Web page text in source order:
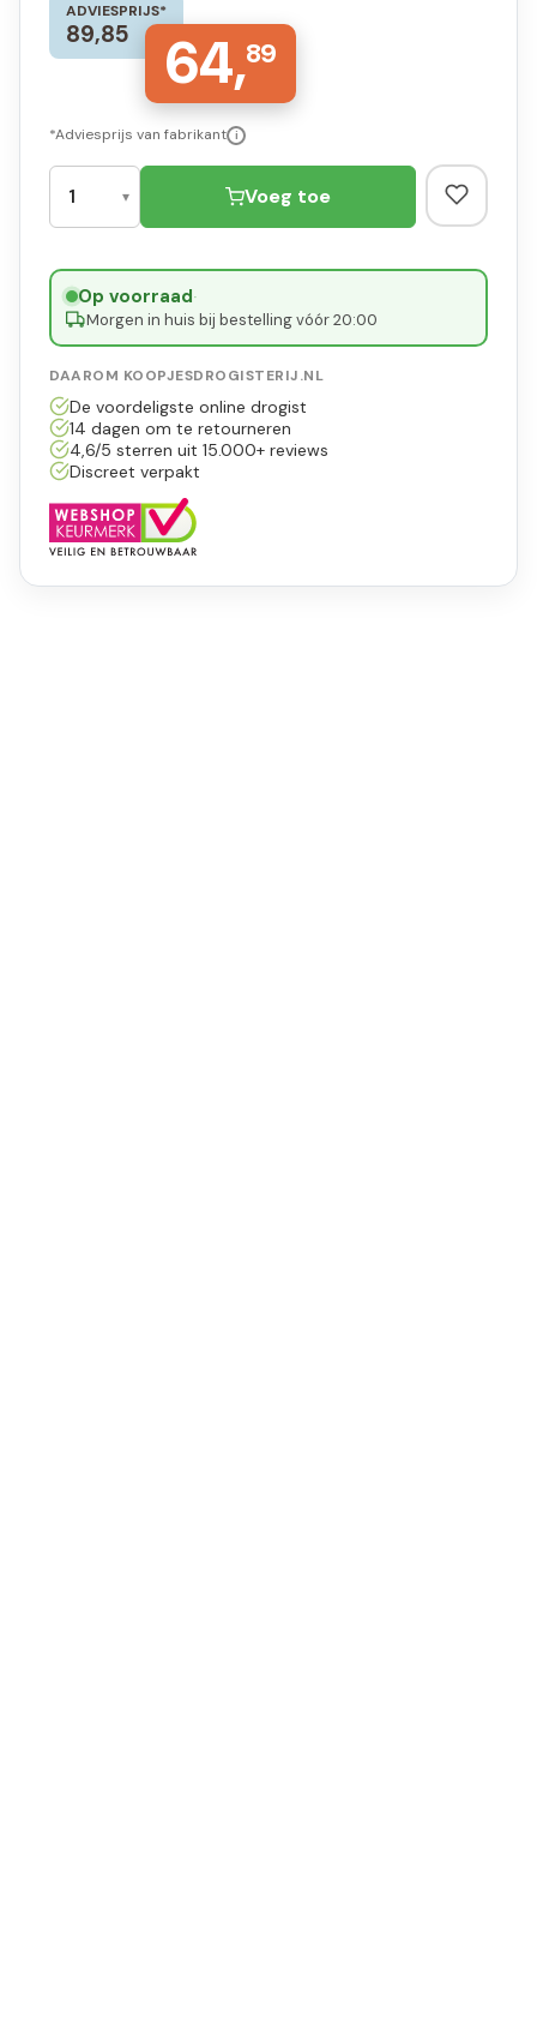
ADVIESPRIJS*
89,85 64,89
*Adviesprijs van fabrikant i
Voeg toe
Op voorraad·
Morgen in huis bij bestelling vóór 20:00
DAAROM KOOPJESDROGISTERIJ.NL
De voordeligste online drogist
14 dagen om te retourneren
4,6/5 sterren uit 15.000+ reviews
Discreet verpakt